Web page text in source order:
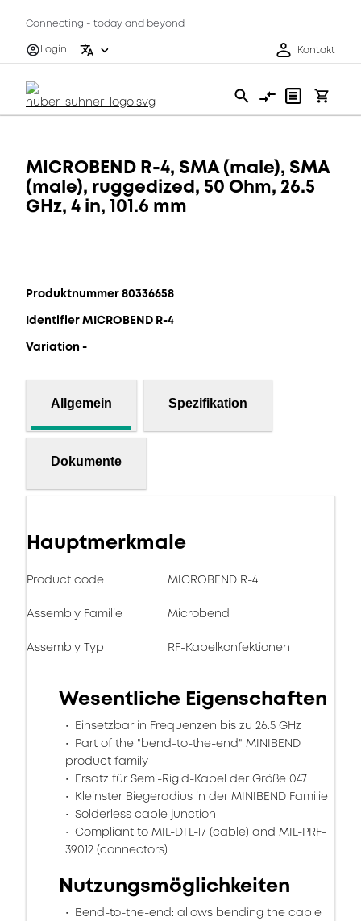
Connecting - today and beyond
Login
Kontakt
MICROBEND R-4, SMA (male), SMA
(male), ruggedized, 50 Ohm, 26.5
GHz, 4 in, 101.6 mm
Produktnummer 80336658
Identifier MICROBEND R-4
Variation -
Allgemein Spezifikation
Dokumente
Hauptmerkmale
Product code MICROBEND R-4
Assembly Familie Microbend
Assembly Typ RF-Kabelkonfektionen
Wesentliche Eigenschaften
Einsetzbar in Frequenzen bis zu 26.5 GHz
Part of the "bend-to-the-end" MINIBEND
product family
Ersatz für Semi-Rigid-Kabel der Größe 047
Kleinster Biegeradius in der MINIBEND Familie
Solderless cable junction
Compliant to MIL-DTL-17 (cable) and MIL-PRF-
39012 (connectors)
Nutzungsmöglichkeiten
Bend-to-the-end: allows bending the cable